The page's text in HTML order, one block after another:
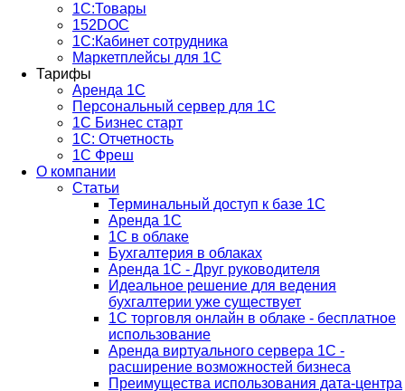
1С:Товары
152DOC
1С:Кабинет сотрудника
Маркетплейсы для 1С
Тарифы
Аренда 1С
Персональный сервер для 1С
1С Бизнес старт
1С: Отчетность
1C Фреш
О компании
Статьи
Терминальный доступ к базе 1С
Аренда 1С
1С в облаке
Бухгалтерия в облаках
Аренда 1С - Друг руководителя
Идеальное решение для ведения
бухгалтерии уже существует
1С торговля онлайн в облаке - бесплатное
использование
Аренда виртуального сервера 1С -
расширение возможностей бизнеса
Преимущества использования дата-центра